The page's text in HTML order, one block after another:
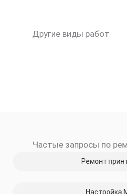
Другие виды работ
Частые запросы по
Ремонт
Настройка